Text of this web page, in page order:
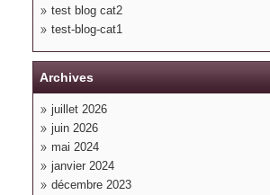
test blog cat2
test-blog-cat1
Archives
juillet 2026
juin 2026
mai 2024
janvier 2024
décembre 2023